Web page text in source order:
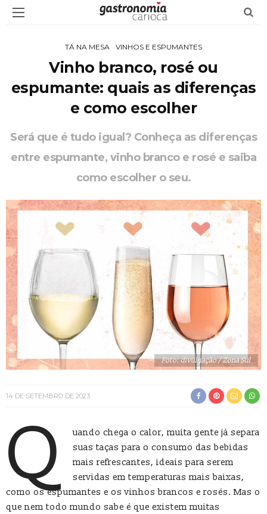
TÁ NA MESA VINHOS E ESPUMANTES
Vinho branco, rosé ou
espumante: quais as diferenças
e como escolher
Será que é tudo igual? Conheça as diferenças
entre espumante, vinho branco e rosé e saiba
como escolher o seu.
Foto: divulgação / Zona Sul
14 DE SETEMBRO DE 2023
Q
uando chega o calor, muita gente já separa
suas taças para o consumo das bebidas
mais refrescantes, ideais para serem
servidas em temperaturas mais baixas,
como os espumantes e os vinhos brancos e rosés. Mas o
que nem todo mundo sabe é que existem muitas